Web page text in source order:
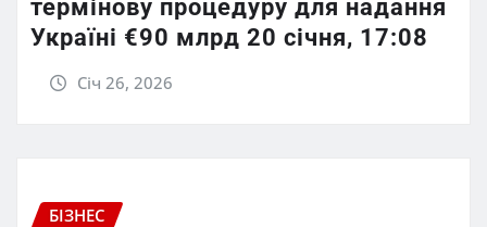
термінову процедуру для надання
Україні €90 млрд 20 січня, 17:08
Січ 26, 2026
БІЗНЕС